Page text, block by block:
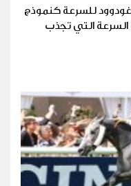
للسرعة كنموذج
السرعة التي تجذب